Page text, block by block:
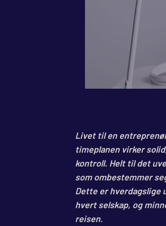
Livet til en
timeplanen virker
kontroll. Helt til det
som ombestemmer
Dette er hverdagslige
hvert selskap, og
reisen.